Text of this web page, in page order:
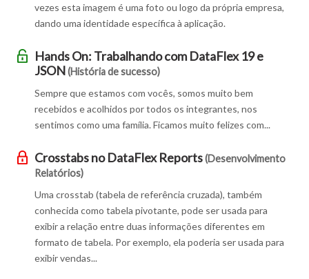
vezes esta imagem é uma foto ou logo da própria empresa,
dando uma identidade específica à aplicação.
Hands On: Trabalhando com DataFlex 19 e
JSON(História de sucesso)
Sempre que estamos com vocês, somos muito bem
recebidos e acolhidos por todos os integrantes, nos
sentimos como uma família. Ficamos muito felizes com...
Crosstabs no DataFlex Reports(Desenvolvimento
Relatórios)
Uma crosstab (tabela de referência cruzada), também
conhecida como tabela pivotante, pode ser usada para
exibir a relação entre duas informações diferentes em
formato de tabela. Por exemplo, ela poderia ser usada para
exibir vendas...